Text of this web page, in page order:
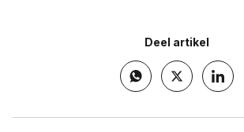
Deel artikel